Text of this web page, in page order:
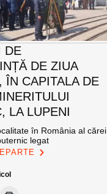
DE
DE ZIUA
ÎN CAPITALA DE
LA LUPENI
în România al cărei
legat